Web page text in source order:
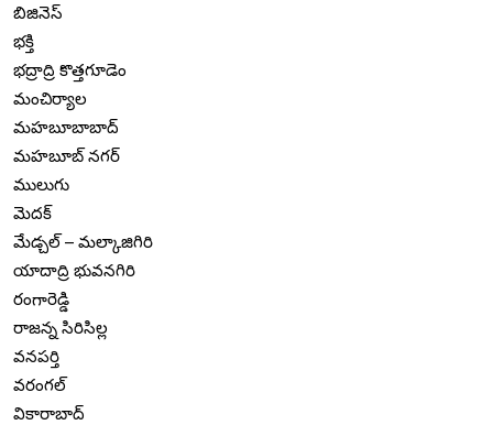
బిజినెస్
భక్తి
భద్రాద్రి కొత్తగూడెం
మంచిర్యాల
మహబూబాబాద్
మహబూబ్ నగర్
ములుగు
మెదక్
మేడ్చల్ – మల్కాజిగిరి
యాదాద్రి భువనగిరి
రంగారెడ్డి
రాజన్న సిరిసిల్ల
వనపర్తి
వరంగల్
వికారాబాద్